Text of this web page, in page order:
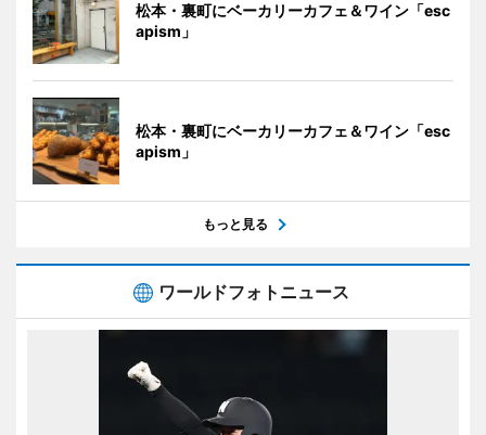
松本・裏町にベーカリーカフェ＆ワイン「esc
apism」
松本・裏町にベーカリーカフェ＆ワイン「esc
apism」
もっと見る
ワールドフォトニュース